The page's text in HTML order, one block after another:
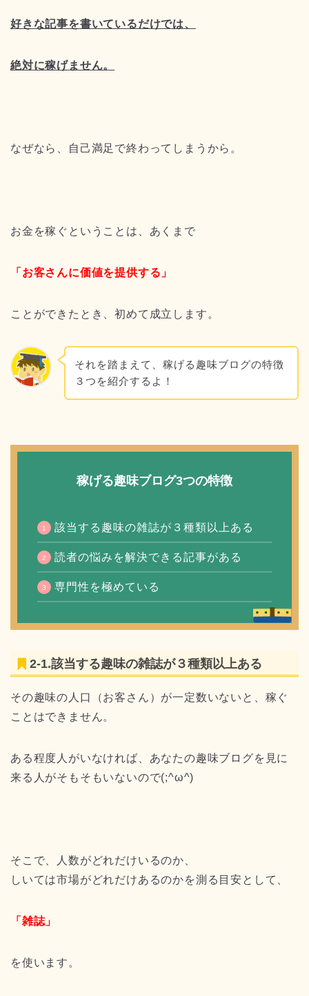
好きな記事を書いているだけでは、
絶対に稼げません。
なぜなら、自己満足で終わってしまうから。
お金を稼ぐということは、あくまで
「お客さんに価値を提供する」
ことができたとき、初めて成立します。
それを踏まえて、稼げる趣味ブログの特徴
３つを紹介するよ！
稼げる趣味ブログ3つの特徴
該当する趣味の雑誌が３種類以上ある
読者の悩みを解決できる記事がある
専門性を極めている
2-1.該当する趣味の雑誌が３種類以上ある
その趣味の人口（お客さん）が一定数いないと、稼ぐ
ことはできません。
ある程度人がいなければ、あなたの趣味ブログを見に
来る人がそもそもいないので(;^ω^)
そこで、人数がどれだけいるのか、
しいては市場がどれだけあるのかを測る目安として、
「雑誌」
を使います。